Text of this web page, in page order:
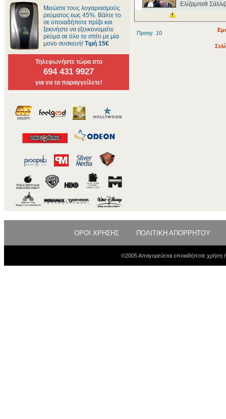
Μειώστε τους λογαριασμούς
ρεύματος εως 45%. Βάλτε το
σε οποιαδήποτε πρίζα και
ξεκινήστε να εξοικονομείτε
ρεύμα σε όλο το σπίτι με μία
μονο συσκευή! Τιμή 15€
Τηλεφωνήστε τώρα στο
694 431 9927
για να τα παραγγείλετε!
Ελίζαμπεθ
Προηγ. 10
ΟΡΟΙ ΧΡΗΣΗΣ ΠΟΛΙΤΙΚΗ ΑΠΟΡΡΗΤΟΥ
©2005 Απαγορεύεται οποιαδήποτε χρήση